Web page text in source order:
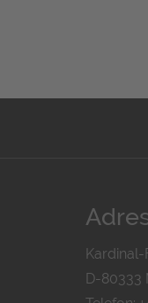
D-80333